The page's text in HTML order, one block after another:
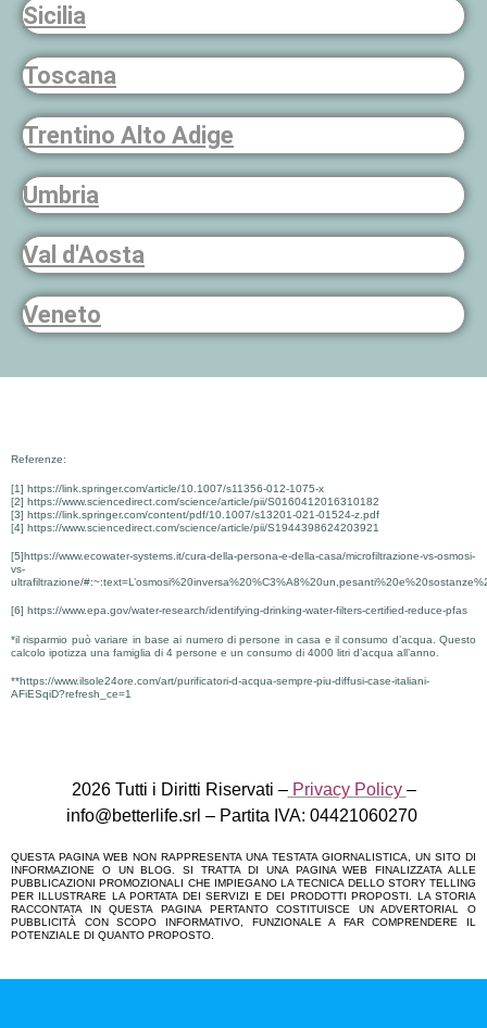
Sicilia
Toscana
Trentino Alto Adige
Umbria
Val d'Aosta
Veneto
Referenze:
[1] https://link.springer.com/article/10.1007/s11356-012-1075-x
[2] https://www.sciencedirect.com/science/article/pii/S0160412016310182
[3] https://link.springer.com/content/pdf/10.1007/s13201-021-01524-z.pdf
[4] https://www.sciencedirect.com/science/article/pii/S1944398624203921
[5]https://www.ecowater-systems.it/cura-della-persona-e-della-casa/microfiltrazione-vs-osmosi-
vs-
ultrafiltrazione/
[6] https://www.epa.gov/water-research/identifying-drinking-water-filters-certified-reduce-pfas
*il risparmio può variare in base ai numero di persone in casa e il consumo d’acqua. Questo
calcolo ipotizza una famiglia di 4 persone e un consumo di 4000 litri d’acqua all’anno.
**https://www.ilsole24ore.com/art/purificatori-d-acqua-sempre-piu-diffusi-case-italiani-
AFiESqiD?refresh_ce=1
2026 Tutti i Diritti Riservati –Privacy Policy –
info@betterlife.srl – Partita IVA: 04421060270
QUESTA PAGINA WEB NON RAPPRESENTA UNA TESTATA GIORNALISTICA, UN SITO DI
INFORMAZIONE O UN BLOG. SI TRATTA DI UNA PAGINA WEB FINALIZZATA ALLE
PUBBLICAZIONI PROMOZIONALI CHE IMPIEGANO LA TECNICA DELLO STORY TELLING
PER ILLUSTRARE LA PORTATA DEI SERVIZI E DEI PRODOTTI PROPOSTI. LA STORIA
RACCONTATA IN QUESTA PAGINA PERTANTO COSTITUISCE UN ADVERTORIAL O
PUBBLICITÀ CON SCOPO INFORMATIVO, FUNZIONALE A FAR COMPRENDERE IL
POTENZIALE DI QUANTO PROPOSTO.